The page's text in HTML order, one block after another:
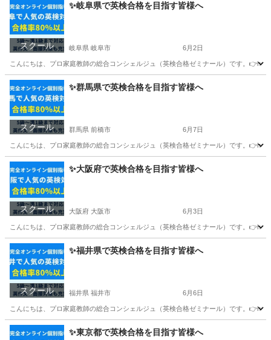
スクール
✨岐阜県で英検合格を目指す皆様へ
岐阜県 岐阜市 6月2日
こんにちは、プロ家庭教師の総合コンシェルジュ（英検合格ゼミナール）です。
岐阜 岐阜市 英検 オンライン
スクール
✨群馬県で英検合格を目指す皆様へ
群馬県 前橋市 6月7日
こんにちは、プロ家庭教師の総合コンシェルジュ（英検合格ゼミナール）です。
群馬 前橋市 英検
スクール
✨大阪府で英検合格を目指す皆様へ
大阪府 大阪市 6月3日
こんにちは、プロ家庭教師の総合コンシェルジュ（英検合格ゼミナール）です。
大阪 大阪市 英検 1級
スクール
✨福井県で英検合格を目指す皆様へ
福井県 福井市 6月6日
こんにちは、プロ家庭教師の総合コンシェルジュ（英検合格ゼミナール）です。
福井 福井市 英検 オンライン
✨東京都で英検合格を目指す皆様へ